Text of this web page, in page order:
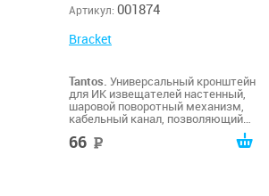
Артикул: 001874
Bracket
Tantos. Универсальный кронштейн
для ИК извещателей настенный,
шаровой поворотный механизм,
кабельный канал, позволяющий
скрыть проводку внутри корпуса
кронштейна
66